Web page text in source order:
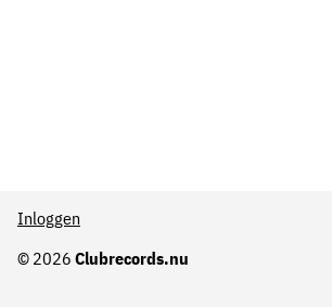
© 2026 Clubrecords.nu
Inloggen